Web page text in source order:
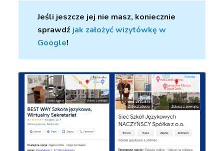
Jeśli jeszcze jej nie masz, koniecznie
sprawdź jak założyć wizytówkę w
Google!